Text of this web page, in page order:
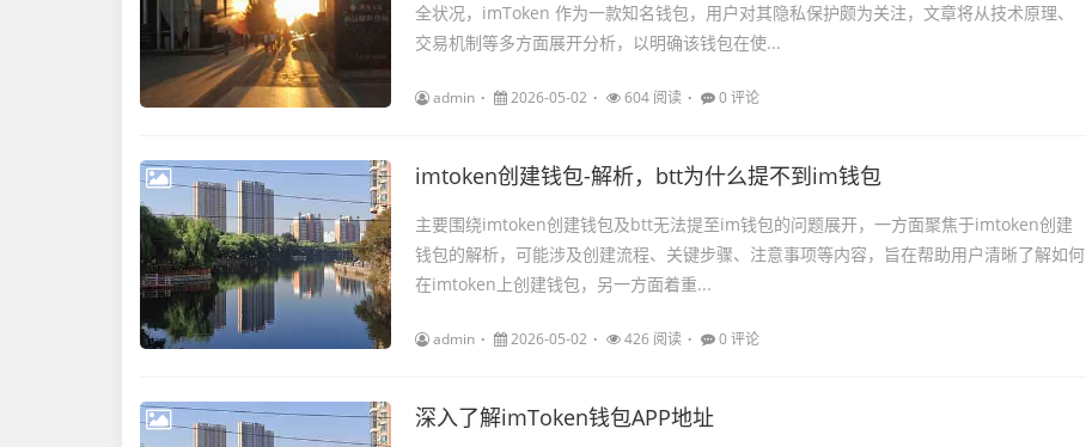
全状况，imToken 作为一款知名钱包，用户对其隐私保护颇为关注，文章将从技术原理、
交易机制等多方面展开分析，以明确该钱包在使...
admin 2026-05-02 604 阅读 0 评论
imtoken创建钱包-解析，btt为什么提不到im钱包
主要围绕imtoken创建钱包及btt无法提至im钱包的问题展开，一方面聚焦于imtoken创建
钱包的解析，可能涉及创建流程、关键步骤、注意事项等内容，旨在帮助用户清晰了解如何
在imtoken上创建钱包，另一方面着重...
admin 2026-05-02 426 阅读 0 评论
深入了解imToken钱包APP地址